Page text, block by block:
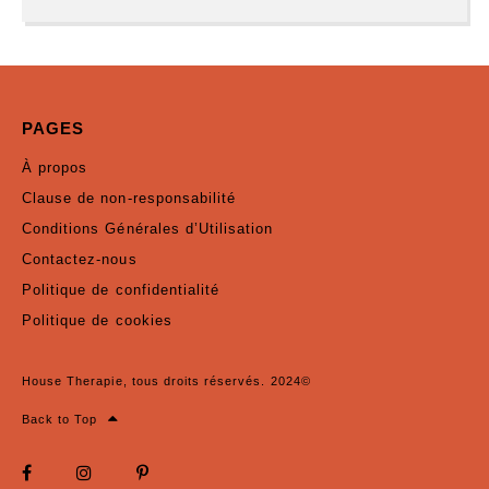
PAGES
À propos
Clause de non-responsabilité
Conditions Générales d’Utilisation
Contactez-nous
Politique de confidentialité
Politique de cookies
House Therapie, tous droits réservés. 2024©
Back to Top